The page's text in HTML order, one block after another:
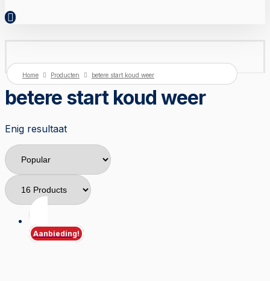
Home Producten betere start koud weer
betere start koud weer
Enig resultaat
Aanbieding!